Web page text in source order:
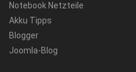
Notebook Netzteile
Akku Tipps
Blogger
Joomla-Blog